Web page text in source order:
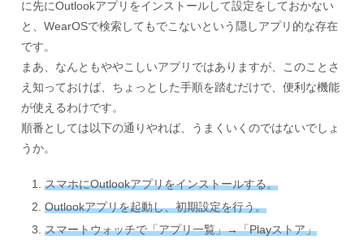
に先にOutlookアプリをインストールして設定をしておかない
と、WearOSで検索してもでこないという隠しアプリ的な存在
です。
まあ、なんともややこしいアプリではありますが、このことさ
え知っておけば、ちょっとした手順を踏むだけで、便利な機能
が使えるわけです。
順番としては以下の通りやれば、うまくいくのではないでしょ
うか。
スマホにOutlookアプリをインストールする。
Outlookアプリを起動し、初期設定を行う。
スマートウォッチで「アプリ一覧」→「Playストア」